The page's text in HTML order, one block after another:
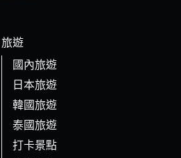
旅遊
國內旅遊
日本旅遊
韓國旅遊
泰國旅遊
打卡景點